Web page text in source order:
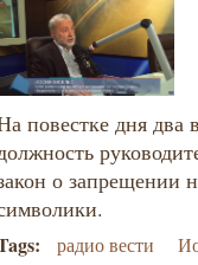
повестке дня два
о запрещении
радио вести